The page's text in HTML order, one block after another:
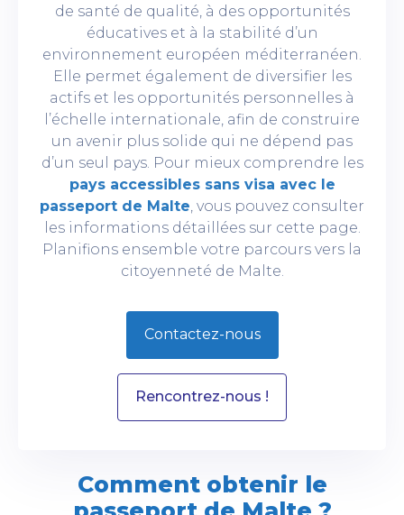
de santé de qualité, à des opportunités
éducatives et à la stabilité d’un
environnement européen méditerranéen.
Elle permet également de diversifier les
actifs et les opportunités personnelles à
l’échelle internationale, afin de construire
un avenir plus solide qui ne dépend pas
d’un seul pays. Pour mieux comprendre les
pays accessibles sans visa avec le
passeport de Malte, vous pouvez consulter
les informations détaillées sur cette page.
Planifions ensemble votre parcours vers la
citoyenneté de Malte.
Contactez-nous
Rencontrez-nous !
Comment obtenir le